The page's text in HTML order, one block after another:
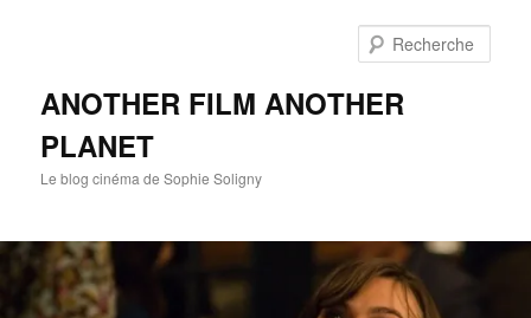
ANOTHER FILM ANOTHER
PLANET
Le blog cinéma de Sophie Soligny